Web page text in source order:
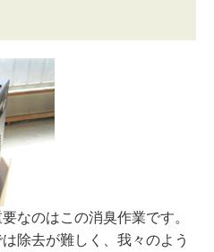
なのはこの消臭作業です。
除去が難しく、我々のよう